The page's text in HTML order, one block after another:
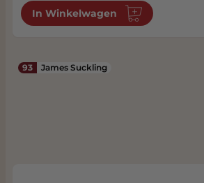
In Winkelwagen
93 James Suckling